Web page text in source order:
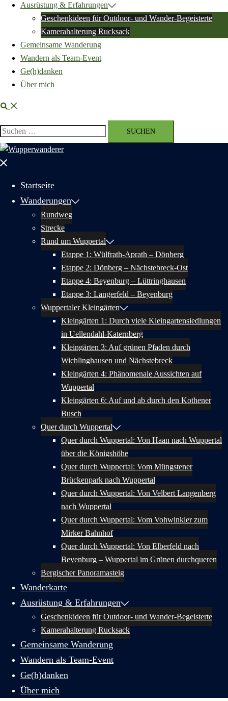
Ausrüstung & Erfahrungen
Geschenkideen für Outdoor- und Wander-Begeisterte
Kamerahalterung Rucksack
Gemeinsame Wanderung
Wandern als Team-Event
Ge(h)danken
Über mich
Suche
Suchen
nach:
Menü
Startseite
Wanderungen
Rundweg
Strecke
Rund um Wuppertal
Etappe 1: Wülfrath-Aprath – Dönberg
Etappe 2: Dönberg – Nächstebreck-Ost
Etappe 4: Beyenburg – Lüttringhausen
Etappe 3: Langerfeld – Beyenburg
Wuppertaler Kleingärten
Kleingärten 1: Durch viele Kleingartensiedlungen
in Uellendahl-Katernberg
Kleingärten 3: Auf grünen Pfaden durch
Wichlinghausen und Nächstebreck
Kleingärten 4: Phänomenale Aussichten auf
Wuppertal
Kleingärten 6: Auf und ab durch den Kothener
Busch
Quer durch Wuppertal
Quer durch Wuppertal: Von Haan nach Wuppertal
über die Königshöhe
Quer durch Wuppertal: Vom Müngstener
Brückenpark nach Wuppertal
Quer durch Wuppertal: Von Velbert Langenberg
nach Wuppertal
Quer durch Wuppertal: Vom Vohwinkler zum
Mirker Bahnhof
Quer durch Wuppertal: Von Elberfeld nach
Beyenburg – Wuppertal im Grünen durchqueren
Bergischer Panoramasteig
Wanderkarte
Ausrüstung & Erfahrungen
Geschenkideen für Outdoor- und Wander-Begeisterte
Kamerahalterung Rucksack
Gemeinsame Wanderung
Wandern als Team-Event
Ge(h)danken
Über mich